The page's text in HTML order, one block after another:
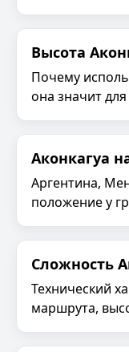
Высота
Почему
она значит
Аконкагуа
Аргентина,
положение у
Сложность
Технический
маршрута,